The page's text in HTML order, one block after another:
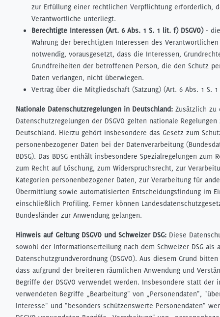
zur Erfüllung einer rechtlichen Verpflichtung erforderlich,
Verantwortliche unterliegt.
Berechtigte Interessen (Art. 6 Abs. 1 S. 1 lit. f) DSGVO)- die
Wahrung der berechtigten Interessen des
notwendig, vorausgesetzt, dass die Interessen,
Grundfreiheiten der betroffenen Person, die den Schutz
Daten verlangen, nicht überwiegen.
Vertrag über die Mitgliedschaft (Satzung) (Art. 6 Abs. 1 S. 1
Nationale Datenschutzregelungen in Deutschland: Zusätzlich zu
Datenschutzregelungen der DSGVO gelten nationale
Deutschland. Hierzu gehört insbesondere das Gesetz zum
personenbezogener Daten bei der Datenverarbeitung
BDSG). Das BDSG enthält insbesondere Spezialregelungen zum
zum Recht auf Löschung, zum Widerspruchsrecht, zur
Kategorien personenbezogener Daten, zur Verarbeitung für
Übermittlung sowie automatisierten Entscheidungsfindung im
einschließlich Profiling. Ferner können
Bundesländer zur Anwendung gelangen.
Hinweis auf Geltung DSGVO und Schweizer DSG: Diese
sowohl der Informationserteilung nach dem Schweizer DSG als
Datenschutzgrundverordnung (DSGVO). Aus diesem Grund
dass aufgrund der breiteren räumlichen Anwendung und
Begriffe der DSGVO verwendet werden. Insbesondere statt der
verwendeten Begriffe „Bearbeitung" von „Personendaten",
Interesse" und "besonders schützenswerte Personendaten"